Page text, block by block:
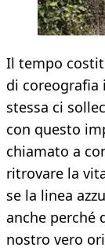
Il tempo
di coreografia
stessa ci
con questo
chiamato a
ritrovare la
se la linea
anche perché
nostro vero